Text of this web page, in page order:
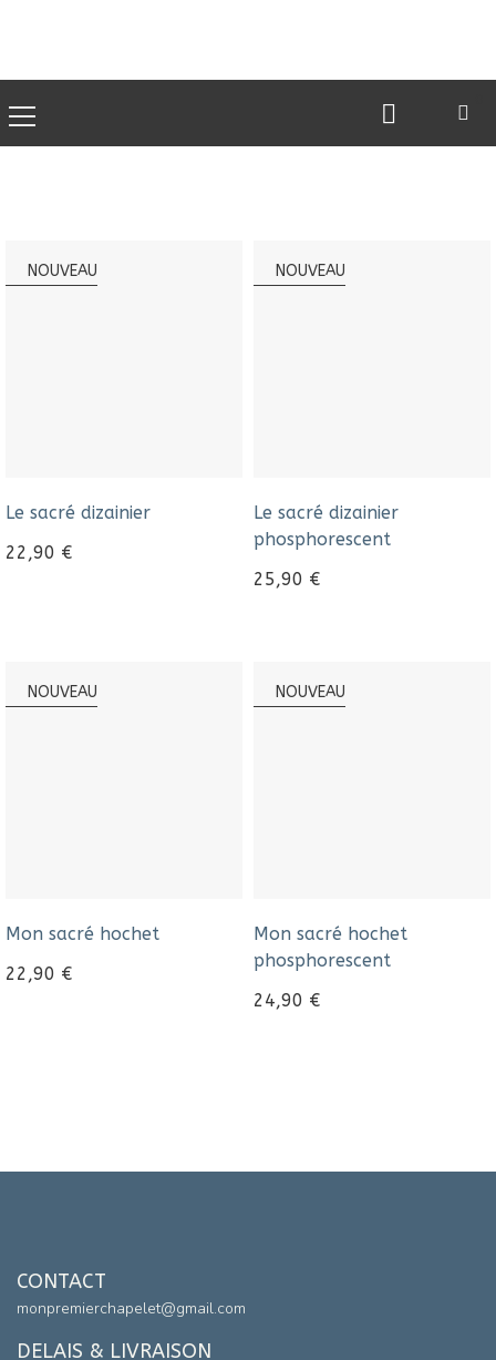
NOUVEAU
Le sacré dizainier
22,90 €
NOUVEAU
Le sacré dizainier
phosphorescent
25,90 €
NOUVEAU
Mon sacré hochet
22,90 €
NOUVEAU
Mon sacré hochet
phosphorescent
24,90 €
CONTACT
monpremierchapelet@gmail.com
DELAIS & LIVRAISON